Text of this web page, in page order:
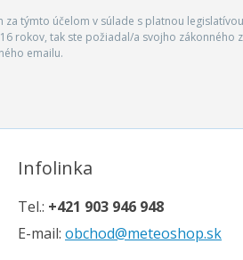
týmto účelom v súlade s platnou
rokov, tak ste požiadal/a svojho
emailu.
Infolinka
Tel.: +421 903 946 948
E-mail: obchod@meteoshop.sk